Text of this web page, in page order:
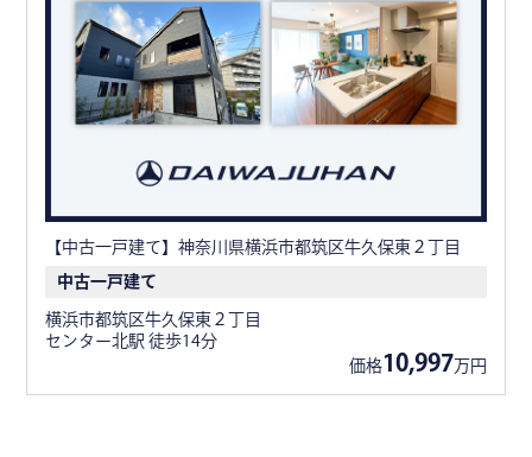
【中古一戸建て】神奈川県横浜市都筑区牛久保東２丁目
中古一戸建て
横浜市都筑区牛久保東２丁目
センター北駅 徒歩14分
価格10,997 万円